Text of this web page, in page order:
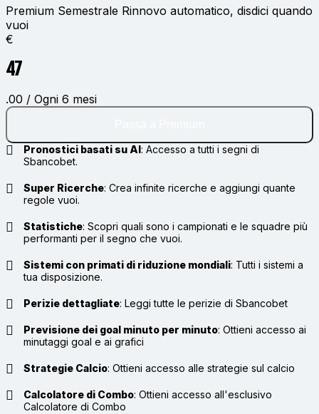
Premium Semestrale Rinnovo automatico, disdici quando
vuoi
€
47
.00 / Ogni 6 mesi
Pronostici basati su AI: Accesso a tutti i segni di
Sbancobet.
Super Ricerche: Crea infinite ricerche e aggiungi quante
regole vuoi.
Statistiche: Scopri quali sono i campionati e le squadre più
performanti per il segno che vuoi.
Sistemi con primati di riduzione mondiali: Tutti i sistemi a
tua disposizione.
Perizie dettagliate: Leggi tutte le perizie di Sbancobet
Previsione dei goal minuto per minuto: Ottieni accesso ai
minutaggi goal e ai grafici
Strategie Calcio: Ottieni accesso alle strategie sul calcio
Calcolatore di Combo: Ottieni accesso all'esclusivo
Calcolatore di Combo